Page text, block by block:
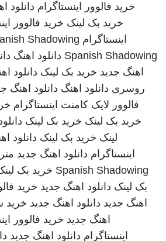
خرید فالوور اینستاگرام دانلود
خرید بک لینک خرید فالوور
اینستاگرام Shadowing
Spanish Shadowing دانلود اهنگ
اهنگ جدید خرید بک لینک دانلود
روسری دانلود اهنگ دانلود اهنگ
فالوور لایک کامنت اینستاگرام
خرید بک لینک خرید بک لینک
لینک خرید بک لینک دانلود
اینستاگرام دانلود اهنگ جدید
Spanish Shadowing خرید بک
بک لینک دانلود اهنگ جدید خرید
اهنگ جدید دانلود اهنگ جدید خرید
اهنگ جدید خرید فالوور
اینستاگرام دانلود اهنگ جدید